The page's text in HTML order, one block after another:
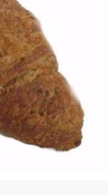
Snel bekijken